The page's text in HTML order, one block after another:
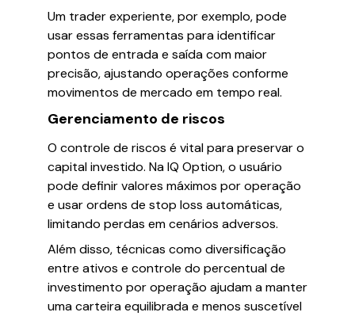
Um trader experiente, por exemplo, pode
usar essas ferramentas para identificar
pontos de entrada e saída com maior
precisão, ajustando operações conforme
movimentos de mercado em tempo real.
Gerenciamento de riscos
O controle de riscos é vital para preservar o
capital investido. Na IQ Option, o usuário
pode definir valores máximos por operação
e usar ordens de stop loss automáticas,
limitando perdas em cenários adversos.
Além disso, técnicas como diversificação
entre ativos e controle do percentual de
investimento por operação ajudam a manter
uma carteira equilibrada e menos suscetível